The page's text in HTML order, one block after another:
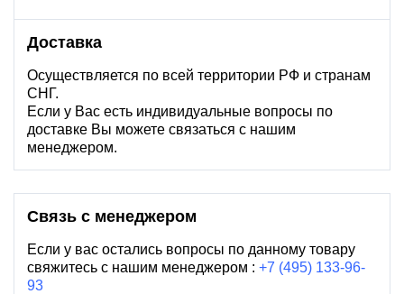
Доставка
Осуществляется по всей территории РФ и странам
СНГ.
Если у Вас есть индивидуальные вопросы по
доставке Вы можете связаться с нашим
менеджером.
Связь с менеджером
Если у вас остались вопросы по данному товару
свяжитесь с нашим менеджером : +7 (495) 133-96-
93